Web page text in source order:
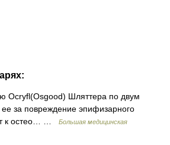
Ocryfl(Osgood) Шляттера по двум
за повреждение эпифизарного
к остео… …
Большая медицинская